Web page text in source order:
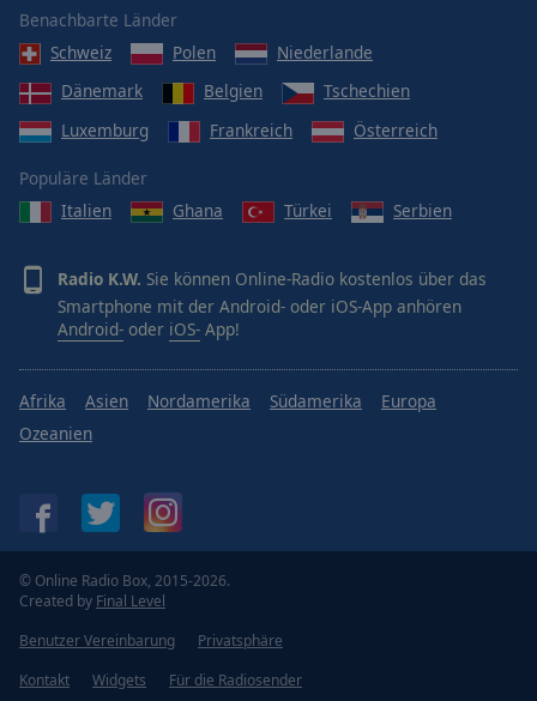
Benachbarte Länder
Schweiz
Polen
Niederlande
Dänemark
Belgien
Tschechien
Luxemburg
Frankreich Österreich
Populäre Länder
Italien
Ghana Türkei Serbien
Radio K.W. Sie können Online-Radio kostenlos über das
Smartphone mit der Android- oder iOS-App anhören
Android- oder iOS- App!
Afrika Asien Nordamerika Südamerika
Europa
Ozeanien
© Online Radio Box, 2015-2026.
Created by Final Level
Benutzer Vereinbarung
Privatsphäre
Kontakt
Widgets Für die Radiosender